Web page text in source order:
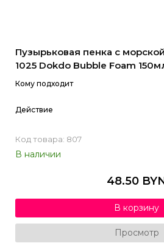
Пузырьковая пенка с
1025 Dokdo Bubble Foam
Кому подходит
Действие
Код товара: 807
В наличии
48.50
В корзину
Просмотр